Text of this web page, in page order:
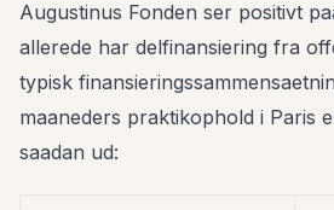
Augustinus Fonden ser positivt
allerede har delfinansiering fra
typisk
maaneders praktikophold i Paris
saadan ud: